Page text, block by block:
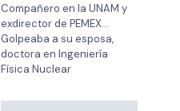
Compañero en la UNAM y
exdirector de PEMEX…
Golpeaba a su esposa,
doctora en Ingeniería
Física Nuclear